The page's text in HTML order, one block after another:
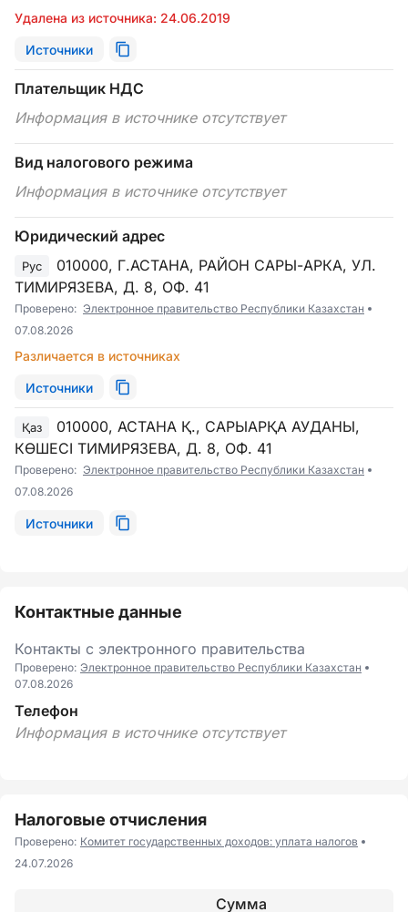
Удалена из источника: 24.06.2019
Источники
Плательщик НДС
Информация в источнике отсутствует
Вид налогового режима
Информация в источнике отсутствует
Юридический адрес
Рус
010000, Г.АСТАНА, РАЙОН САРЫ-АРКА, УЛ.
ТИМИРЯЗЕВА, Д. 8, ОФ. 41
Проверено: Электронное правительство Республики Казахстан
07.08.2026
Различается в источниках
Источники
Қаз
010000, АСТАНА Қ., САРЫАРҚА АУДАНЫ,
КӨШЕСІ ТИМИРЯЗЕВА, Д. 8, ОФ. 41
Проверено: Электронное правительство Республики Казахстан
07.08.2026
Источники
Контактные данные
Контакты с электронного правительства
Проверено: Электронное правительство Республики Казахстан
07.08.2026
Телефон
Информация в источнике отсутствует
Налоговые отчисления
Проверено: Комитет государственных доходов: уплата налогов
24.07.2026
Сумма